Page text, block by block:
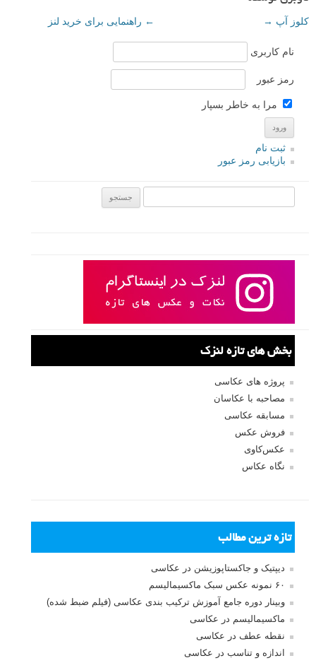
← راهنمایی برای خرید لنز کلوز آپ →
نام کاربری
رمز عبور
مرا به خاطر بسپار
ثبت نام
بازیابی رمز عبور
بخش های تازه لنزک
پروژه های عکاسی
مصاحبه با عکاسان
مسابقه عکاسی
فروش عکس
عکس‌کاوی
نگاه عکاس
تازه ترین مطالب
دیپتیک و جاکستا‌پوزیشن در عکاسی
۶۰ نمونه عکس سبک ماکسیمالیسم
وبینار دوره جامع آموزش ترکیب بندی عکاسی (فیلم ضبط شده)
ماکسیمالیسم در عکاسی
نقطه عطف در عکاسی
اندازه و تناسب در عکاسی